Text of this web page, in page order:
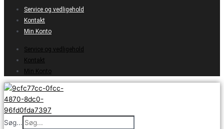
Service og vedligehold
Kontakt
Min Konto
Service og vedligehold
Kontakt
Min Konto
Søg...